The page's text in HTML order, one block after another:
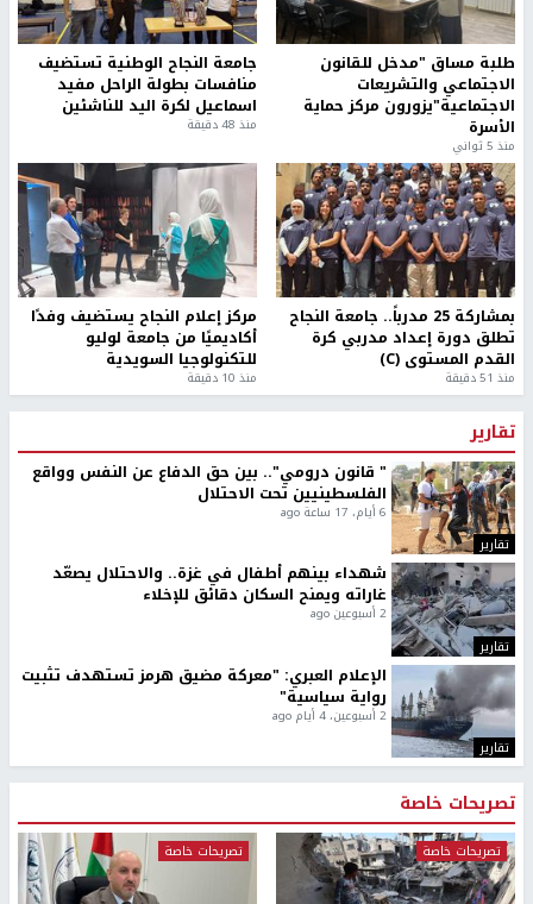
طلبة مساق "مدخل للقانون
الاجتماعي والتشريعات
الاجتماعية"يزورون مركز حماية
الأسرة
منذ 5 ثواني
جامعة النجاح الوطنية تستضيف
منافسات بطولة الراحل مفيد
اسماعيل لكرة اليد للناشئين
منذ 48 دقيقة
بمشاركة 25 مدرباً.. جامعة النجاح
تطلق دورة إعداد مدربي كرة
القدم المستوى (C)
منذ 51 دقيقة
مركز إعلام النجاح يستضيف وفدًا
أكاديميًا من جامعة لوليو
للتكنولوجيا السويدية
منذ 10 دقيقة
تقارير
تقارير
" قانون درومي".. بين حق الدفاع عن النفس وواقع
الفلسطينيين تحت الاحتلال
6 أيام، 17 ساعة ago
تقارير
شهداء بينهم أطفال في غزة.. والاحتلال يصعّد
غاراته ويمنح السكان دقائق للإخلاء
2 أسبوعين ago
تقارير
الإعلام العبري: "معركة مضيق هرمز تستهدف تثبيت
رواية سياسية"
2 أسبوعين، 4 أيام ago
تصريحات خاصة
تصريحات خاصة تصريحات خاصة